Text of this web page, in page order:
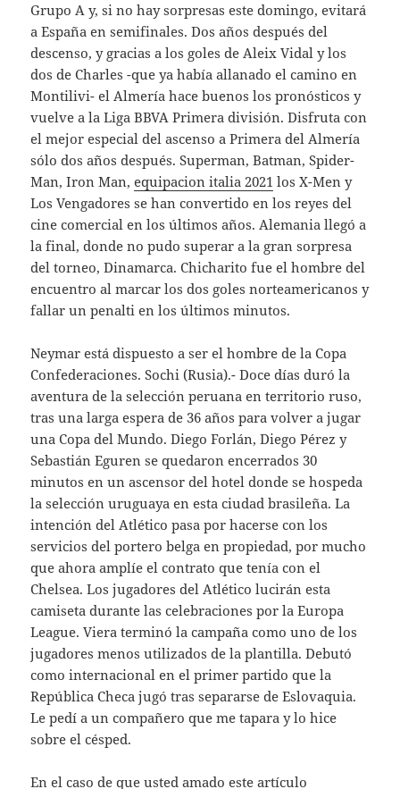
Grupo A y, si no hay sorpresas este domingo, evitará
a España en semifinales. Dos años después del
descenso, y gracias a los goles de Aleix Vidal y los
dos de Charles -que ya había allanado el camino en
Montilivi- el Almería hace buenos los pronósticos y
vuelve a la Liga BBVA Primera división. Disfruta con
el mejor especial del ascenso a Primera del Almería
sólo dos años después. Superman, Batman, Spider-
Man, Iron Man,equipacion italia 2021 los X-Men y
Los Vengadores se han convertido en los reyes del
cine comercial en los últimos años. Alemania llegó a
la final, donde no pudo superar a la gran sorpresa
del torneo, Dinamarca. Chicharito fue el hombre del
encuentro al marcar los dos goles norteamericanos y
fallar un penalti en los últimos minutos.
Neymar está dispuesto a ser el hombre de la Copa
Confederaciones. Sochi (Rusia).- Doce días duró la
aventura de la selección peruana en territorio ruso,
tras una larga espera de 36 años para volver a jugar
una Copa del Mundo. Diego Forlán, Diego Pérez y
Sebastián Eguren se quedaron encerrados 30
minutos en un ascensor del hotel donde se hospeda
la selección uruguaya en esta ciudad brasileña. La
intención del Atlético pasa por hacerse con los
servicios del portero belga en propiedad, por mucho
que ahora amplíe el contrato que tenía con el
Chelsea. Los jugadores del Atlético lucirán esta
camiseta durante las celebraciones por la Europa
League. Viera terminó la campaña como uno de los
jugadores menos utilizados de la plantilla. Debutó
como internacional en el primer partido que la
República Checa jugó tras separarse de Eslovaquia.
Le pedí a un compañero que me tapara y lo hice
sobre el césped.
En el caso de que usted amado este artículo